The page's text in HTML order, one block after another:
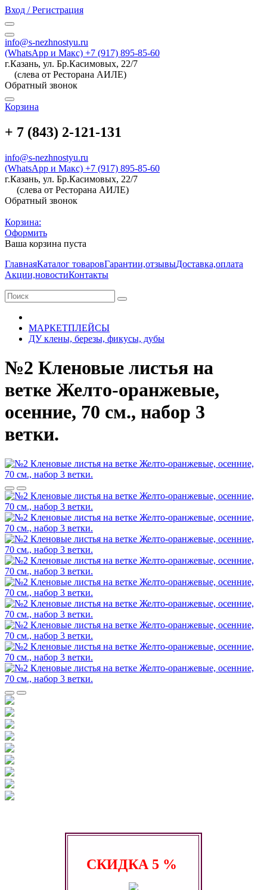
Вход / Регистрация
info@s-nezhnostyu.ru
(WhatsApp и Макс) +7 (917) 895-85-60
г.Казань, ул. Бр.Касимовых, 22/7
(слева от Ресторана АИЛЕ)
Обратный звонок
Корзина
+ 7 (843) 2-121-131
info@s-nezhnostyu.ru
(WhatsApp и Макс) +7 (917) 895-85-60
г.Казань, ул. Бр.Касимовых, 22/7
(слева от Ресторана АИЛЕ)
Обратный звонок
Корзина:
Оформить
Ваша корзина пуста
ГлавнаяКаталог товаровГарантии,отзывыДоставка,оплата
Акции,новостиКонтакты
МАРКЕТПЛЕЙСЫ
ДУ клены, березы, фикусы, дубы
№2 Кленовые листья на
ветке Желто-оранжевые,
осенние, 70 см., набор 3
ветки.
СКИДКА 5 %